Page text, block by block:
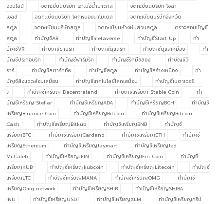
ออนไลน์
จดทะบียนบริษัท เจาะบ่อน้ำบาดาล
จดทะบียนบริษัท โซล่า
เซลล์
จดทะเบียนบริษัท โคกหนองนาโมเดล
จดทะเบียนบริษัทจังหวัด
สตูล
จดทะเบียนบริษัทสตูล จดทะเบียนห้างหุ้นส่วนสตูล
ตรวจสอบบัญชี
สตูล
ทำบัญชีAR ทำบัญชีmetaverse ทำบัญชีStart Up
ทำ
บัญชีVR
ทำบัญชีขายริก ทำบัญชีดูแลริก ทำบัญชีดูแลเหมือง
ทำ
บัญชีประกอบริก
ทำบัญชีฟาร์มริก ทำบัญชีริกมือสอง
ทำบัญชีวี
อาร์
ทำบัญชีสตาร์ทอัพ ทำบัญชีสตูล ทำบัญชีสร้างเหมือง
ทำ
บัญชีสิ่งแวดล้อมเสมือน
ทำบัญชีเทคโนโลยีโลกเสมือน
ทำบัญชีเมตาเวอร์
ส
ทำบัญชีเหรียญ Decentraland ทำบัญชีเหรียญ Stable Coin
ทำ
บัญชีเหรียญ Stellar
ทำบัญชีเหรียญADA ทำบัญชีเหรียญBCH
ทำบัญชี
เหรียญBinance Coin
ทำบัญชีเหรียญBitcoin
ทำบัญชีเหรียญBitcoin
Cash
ทำบัญชีเหรียญBitkub ทำบัญชีเหรียญBNB
ทำบัญชี
เหรียญBTC
ทำบัญชีเหรียญCardano ทำบัญชีเหรียญETH
ทำบัญชี
เหรียญEthereum
ทำบัญชีเหรียญJaymart
ทำบัญชีเหรียญJed
McCaleb
ทำบัญชีเหรียญJFIN ทำบัญชีเหรียญJFin Coin
ทำบัญชี
เหรียญKUB
ทำบัญชีเหรียญkubcoin ทำบัญชีเหรียญLitecoin
ทำบัญชี
เหรียญLTC
ทำบัญชีเหรียญMANA ทำบัญชีเหรียญOMG
ทำบัญชี
เหรียญOmg network
ทำบัญชีเหรียญSHIB
ทำบัญชีเหรียญSHIBA
INU
ทำบัญชีเหรียญUSDT ทำบัญชีเหรียญXLM
ทำบัญชีเหรียญคริป